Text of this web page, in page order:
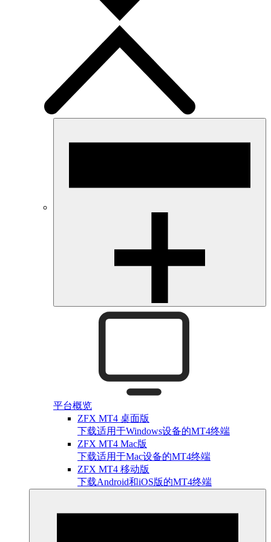
平台概览
ZFX MT4 桌面版
下载适用于Windows设备的MT4终端
ZFX MT4 Mac版
下载适用于Mac设备的MT4终端
ZFX MT4 移动版
下载Android和iOS版的MT4终端